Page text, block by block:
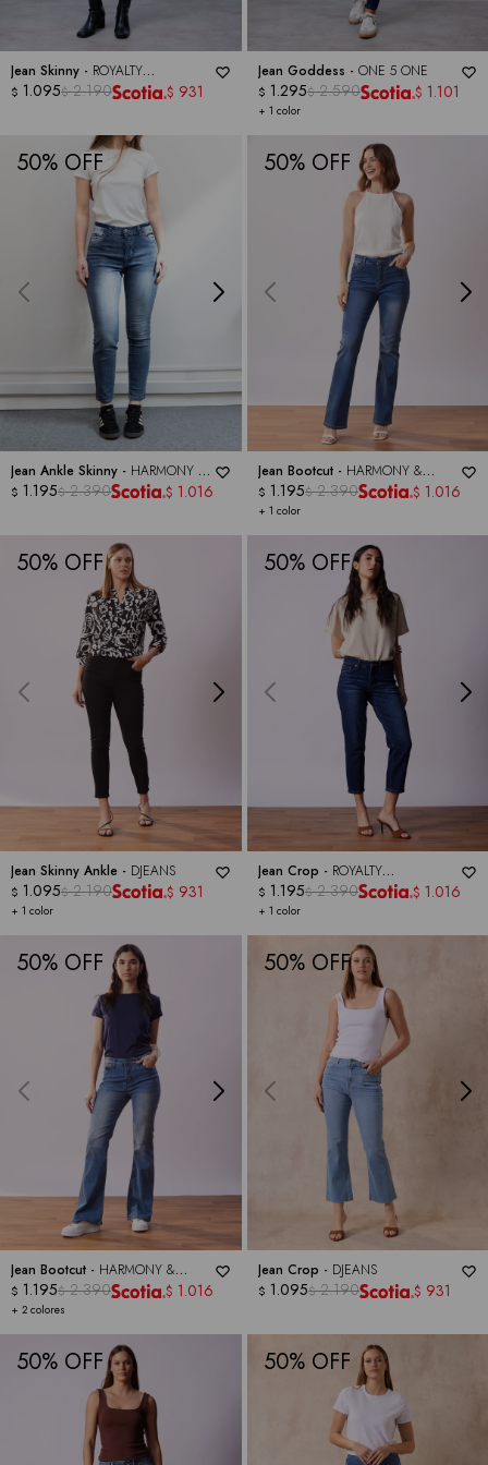
Jean Skinny - ROYALTY
COLLECTION
$ 1.095$ 2.190 $ 931
Jean Goddess - ONE 5 ONE
+ 1 color
$ 1.295$ 2.590 $ 1.101
50
Jean Ankle Skinny - HARMONY &
HAVOC
$ 1.195$ 2.390 $ 1.016
50
Jean Bootcut - HARMONY &
HAVOC
+ 1 color
$ 1.195$ 2.390 $ 1.016
50
Jean Skinny Ankle - DJEANS
+ 1 color
$ 1.095$ 2.190 $ 931
50
Jean Crop - ROYALTY
COLLECTION
+ 1 color
$ 1.195$ 2.390 $ 1.016
50
Jean Bootcut - HARMONY &
HAVOC
+ 2 colores
$ 1.195$ 2.390 $ 1.016
50
Jean Crop - DJEANS
$ 1.095$ 2.190 $ 931
50 50